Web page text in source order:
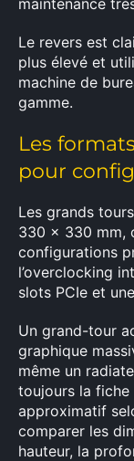
maintenance
Le revers est
plus élevé et
machine de
gamme.
Les
pour
Les grands
330 x 330 mm,
configurations
l’overclocking
slots PCIe et
Un grand-tour
graphique
même un
toujours la
approximatif
comparer les
hauteur, laRechercher